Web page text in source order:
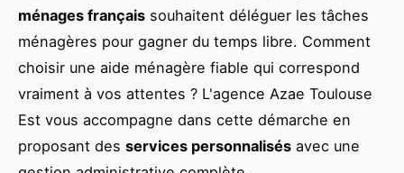
ménages français souhaitent déléguer les tâches
ménagères pour gagner du temps libre. Comment
choisir une aide ménagère fiable qui correspond
vraiment à vos attentes ? L'agence Azae Toulouse
Est vous accompagne dans cette démarche en
proposant des services personnalisés avec une